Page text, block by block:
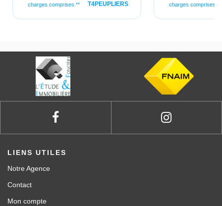
charges comprises **
T4PEUPLIERS
charges comprises **
LIENS UTILES
Notre Agence
Contact
Mon compte